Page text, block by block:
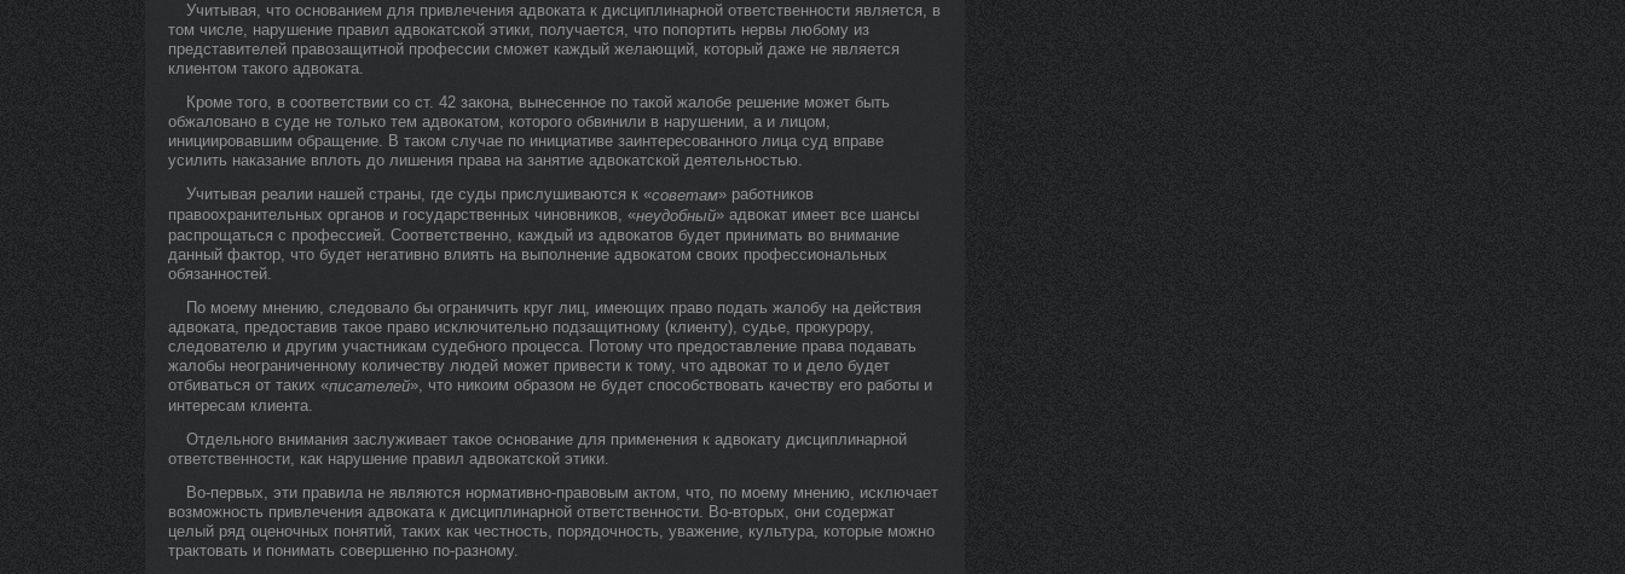
Учитывая, что основанием для привлечения адвоката к дисциплинарной ответственности является, в
том числе, нарушение правил адвокатской этики, получается, что попортить нервы любому из
представителей правозащитной профессии сможет каждый желающий, который даже не является
клиентом такого адвоката.
Кроме того, в соответствии со ст. 42 закона, вынесенное по такой жалобе решение может быть
обжаловано в суде не только тем адвокатом, которого обвинили в нарушении, а и лицом,
инициировавшим обращение. В таком случае по инициативе заинтересованного лица суд вправе
усилить наказание вплоть до лишения права на занятие адвокатской деятельностью.
Учитывая реалии нашей страны, где суды прислушиваются к «советам» работников
правоохранительных органов и государственных чиновников, «неудобный» адвокат имеет все шансы
распрощаться с профессией. Соответственно, каждый из адвокатов будет принимать во внимание
данный фактор, что будет негативно влиять на выполнение адвокатом своих профессиональных
обязанностей.
По моему мнению, следовало бы ограничить круг лиц, имеющих право подать жалобу на действия
адвоката, предоставив такое право исключительно подзащитному (клиенту), судье, прокурору,
следователю и другим участникам судебного процесса. Потому что предоставление права подавать
жалобы неограниченному количеству людей может привести к тому, что адвокат то и дело будет
отбиваться от таких «писателей», что никоим образом не будет способствовать качеству его работы и
интересам клиента.
Отдельного внимания заслуживает такое основание для применения к адвокату дисциплинарной
ответственности, как нарушение правил адвокатской этики.
Во-первых, эти правила не являются нормативно-правовым актом, что, по моему мнению, исключает
возможность привлечения адвоката к дисциплинарной ответственности. Во-вторых, они содержат
целый ряд оценочных понятий, таких как честность, порядочность, уважение, культура, которые можно
трактовать и понимать совершенно по-разному.